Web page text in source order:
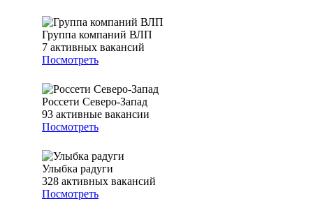
Группа компаний ВЛП
7 активных вакансий
Посмотреть
Россети Северо-Запад
93 активные вакансии
Посмотреть
Улыбка радуги
328 активных вакансий
Посмотреть